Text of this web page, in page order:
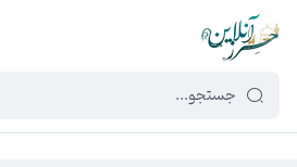
449f43cf-3da2-4422-bb12-2566cb5b8b05